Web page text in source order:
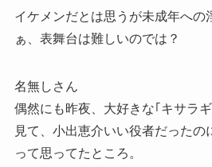
イケメンだとは思うが未成年への
ぁ、表舞台は難しいのでは？
名無しさん
偶然にも昨夜、大好きな｢キサラ
見て、小出恵介いい役者だったの
って思ってたところ。